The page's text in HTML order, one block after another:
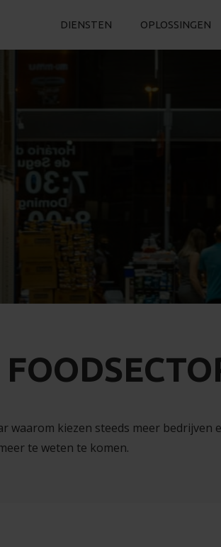
DIENSTEN OPLOSSINGEN
waarom kiezen steeds meer
te weten te komen.